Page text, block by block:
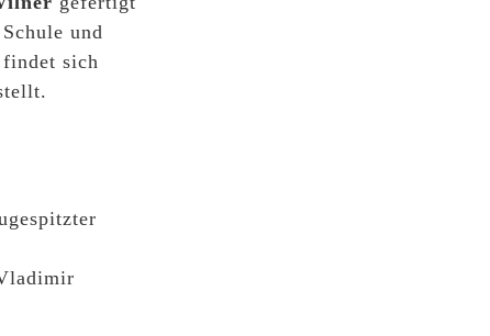
und
sich